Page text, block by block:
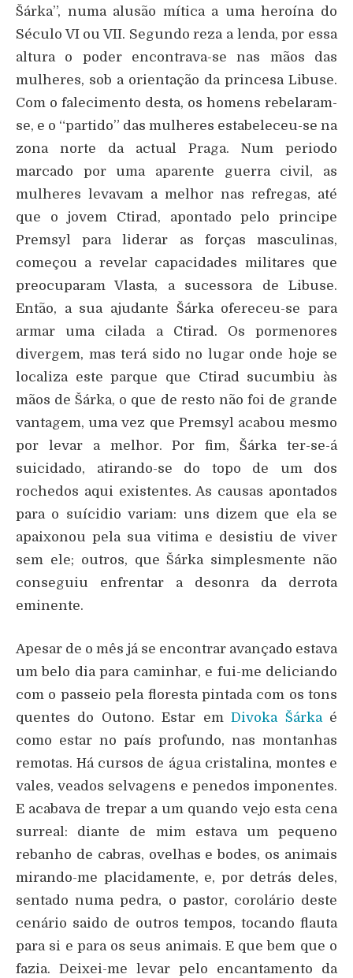
Šárka”, numa alusão mítica a uma heroína do
Século VI ou VII. Segundo reza a lenda, por essa
altura o poder encontrava-se nas mãos das
mulheres, sob a orientação da princesa Libuse.
Com o falecimento desta, os homens rebelaram-
se, e o “partido” das mulheres estabeleceu-se na
zona norte da actual Praga. Num periodo
marcado por uma aparente guerra civil, as
mulheres levavam a melhor nas refregas, até
que o jovem Ctirad, apontado pelo principe
Premsyl para liderar as forças masculinas,
começou a revelar capacidades militares que
preocuparam Vlasta, a sucessora de Libuse.
Então, a sua ajudante Šárka ofereceu-se para
armar uma cilada a Ctirad. Os pormenores
divergem, mas terá sido no lugar onde hoje se
localiza este parque que Ctirad sucumbiu às
mãos de Šárka, o que de resto não foi de grande
vantagem, uma vez que Premsyl acabou mesmo
por levar a melhor. Por fim, Šárka ter-se-á
suicidado, atirando-se do topo de um dos
rochedos aqui existentes. As causas apontados
para o suícidio variam: uns dizem que ela se
apaixonou pela sua vitima e desistiu de viver
sem ele; outros, que Šárka simplesmente não
conseguiu enfrentar a desonra da derrota
eminente.
Apesar de o mês já se encontrar avançado estava
um belo dia para caminhar, e fui-me deliciando
com o passeio pela floresta pintada com os tons
quentes do Outono. Estar emDivoka Šárka é
como estar no país profundo, nas montanhas
remotas. Há cursos de água cristalina, montes e
vales, veados selvagens e penedos imponentes.
E acabava de trepar a um quando vejo esta cena
surreal: diante de mim estava um pequeno
rebanho de cabras, ovelhas e bodes, os animais
mirando-me placidamente, e, por detrás deles,
sentado numa pedra, o pastor, corolário deste
cenário saido de outros tempos, tocando flauta
para si e para os seus animais. E que bem que o
fazia. Deixei-me levar pelo encantamento da